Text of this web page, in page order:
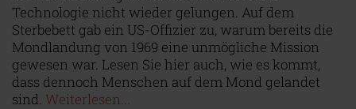
Technologie nicht wieder gelungen. Auf dem
Sterbebett gab ein US-Offizier zu, warum bereits die
Mondlandung von 1969 eine unmögliche Mission
gewesen war. Lesen Sie hier auch, wie es kommt,
dass dennoch Menschen auf dem Mond gelandet
sind. Weiterlesen...